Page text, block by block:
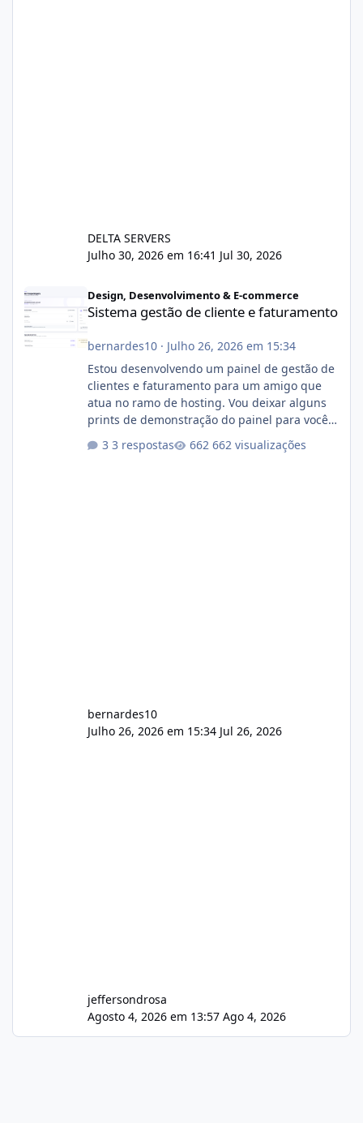
DELTA SERVERS
Julho 30, 2026 em 16:41 Jul 30, 2026
Design, Desenvolvimento & E-commerce
Sistema gestão de cliente e faturamento
bernardes10· Julho 26, 2026 em 15:34
Estou desenvolvendo um painel de gestão de
clientes e faturamento para um amigo que
atua no ramo de hosting. Vou deixar alguns
prints de demonstração do painel para vocês
com cerca de 80% concluído e conta com
3 respostas 662 visualizações
bernardes10
Julho 26, 2026 em 15:34 Jul 26, 2026
jeffersondrosa
Agosto 4, 2026 em 13:57 Ago 4, 2026